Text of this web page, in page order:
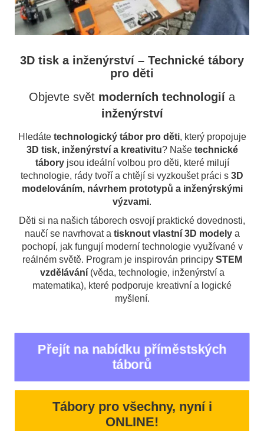
3D tisk a inženýrství – Technické tábory
pro děti
Objevte svět moderních technologií a
inženýrství
Hledáte technologický tábor pro děti, který propojuje
3D tisk, inženýrství a kreativitu? Naše technické
táboryjsou ideální volbou pro děti, které milují
technologie, rády tvoří a chtějí si vyzkoušet práci s 3D
modelováním, návrhem prototypů a inženýrskými
výzvami.
Děti si na našich táborech osvojí praktické dovednosti,
naučí se navrhovat a tisknout vlastní 3D modelya
pochopí, jak fungují moderní technologie využívané v
reálném světě. Program je inspirován principy STEM
vzdělávání(věda, technologie, inženýrství a
matematika), které podporuje kreativní a logické
myšlení.
Přejít na nabídku příměstských
táborů
Tábory pro všechny, nyní i
ONLINE!